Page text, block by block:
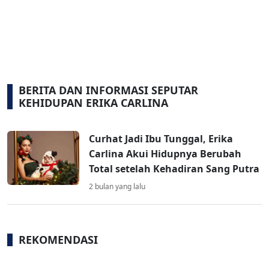
BERITA DAN INFORMASI SEPUTAR
KEHIDUPAN ERIKA CARLINA
Curhat Jadi Ibu Tunggal, Erika
Carlina Akui Hidupnya Berubah
Total setelah Kehadiran Sang Putra
2 bulan yang lalu
REKOMENDASI